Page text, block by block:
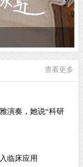
查看更多
演奏，她说“科研
临床应用